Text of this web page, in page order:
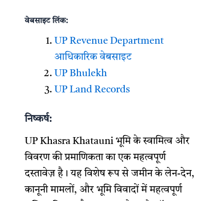
वेबसाइट लिंक:
UP Revenue Department
आधिकारिक वेबसाइट
UP Bhulekh
UP Land Records
निष्कर्ष:
UP Khasra Khatauni भूमि के स्वामित्व और
विवरण की प्रमाणिकता का एक महत्वपूर्ण
दस्तावेज़ है। यह विशेष रूप से जमीन के लेन-देन,
कानूनी मामलों, और भूमि विवादों में महत्वपूर्ण